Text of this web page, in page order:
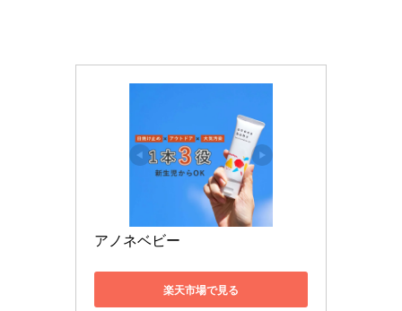
アノネベビー
楽天市場で見る